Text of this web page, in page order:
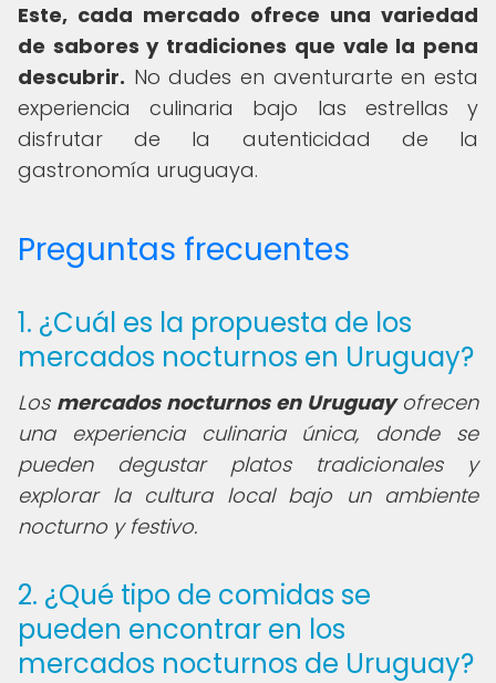
Este, cada mercado ofrece una variedad
de sabores y tradiciones que vale la pena
descubrir. No dudes en aventurarte en esta
experiencia culinaria bajo las estrellas y
disfrutar de la autenticidad de la
gastronomía uruguaya.
Preguntas frecuentes
1. ¿Cuál es la propuesta de los
mercados nocturnos en Uruguay?
Los mercados nocturnos en Uruguayofrecen
una experiencia culinaria única, donde se
pueden degustar platos tradicionales y
explorar la cultura local bajo un ambiente
nocturno y festivo.
2. ¿Qué tipo de comidas se
pueden encontrar en los
mercados nocturnos de Uruguay?